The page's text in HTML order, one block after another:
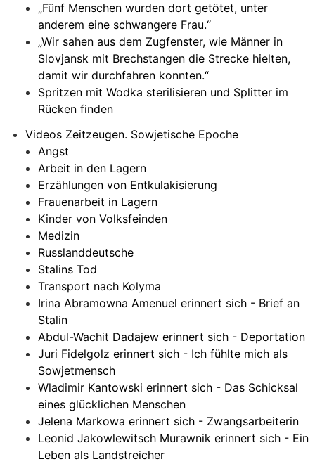
„Fünf Menschen wurden dort getötet, unter
anderem eine schwangere Frau.“
„Wir sahen aus dem Zugfenster, wie Männer in
Slovjansk mit Brechstangen die Strecke hielten,
damit wir durchfahren konnten.“
Spritzen mit Wodka sterilisieren und Splitter im
Rücken finden
Videos Zeitzeugen. Sowjetische Epoche
Angst
Arbeit in den Lagern
Erzählungen von Entkulakisierung
Frauenarbeit in Lagern
Kinder von Volksfeinden
Medizin
Russlanddeutsche
Stalins Tod
Transport nach Kolyma
Irina Abramowna Amenuel erinnert sich - Brief an
Stalin
Abdul-Wachit Dadajew erinnert sich - Deportation
Juri Fidelgolz erinnert sich - Ich fühlte mich als
Sowjetmensch
Wladimir Kantowski erinnert sich - Das Schicksal
eines glücklichen Menschen
Jelena Markowa erinnert sich - Zwangsarbeiterin
Leonid Jakowlewitsch Murawnik erinnert sich - Ein
Leben als Landstreicher